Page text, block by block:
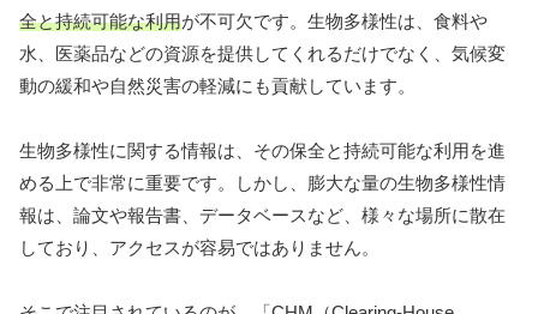
全と持続可能な利用が不可欠です。生物多様性は、食料や
水、医薬品などの資源を提供してくれるだけでなく、気候変
動の緩和や自然災害の軽減にも貢献しています。
生物多様性に関する情報は、その保全と持続可能な利用を進
める上で非常に重要です。しかし、膨大な量の生物多様性情
報は、論文や報告書、データベースなど、様々な場所に散在
しており、アクセスが容易ではありません。